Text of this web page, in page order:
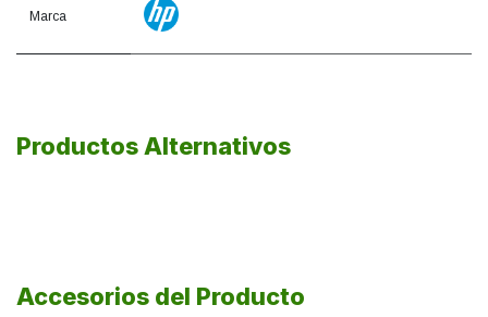
Marca
Productos Alternativos
Accesorios del Producto